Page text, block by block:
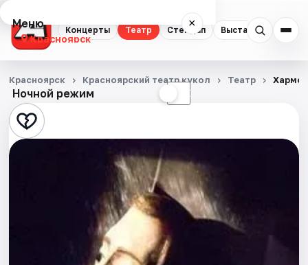
Концерты Театр Стендап Выставки
Меню ×
Красноярск
Концерты
Театр
Стендап
Ночной режим ☾
Красноярск Красноярский театр кукол Театр Хармс